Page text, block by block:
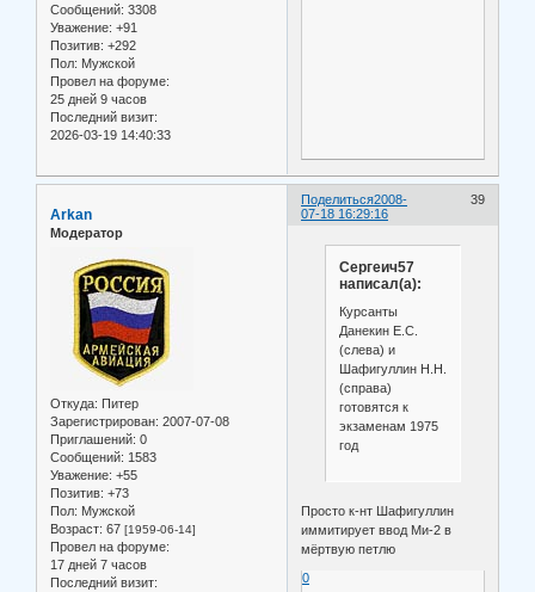
Сообщений: 3308
Уважение: +91
Позитив: +292
Пол: Мужской
Провел на форуме:
25 дней 9 часов
Последний визит:
2026-03-19 14:40:33
Поделиться 39
2008-
07-18 16:29:16
Arkan
Модератор
Откуда: Питер
Зарегистрирован: 2007-07-08
Приглашений: 0
Сообщений: 1583
Уважение: +55
Позитив: +73
Пол: Мужской
Возраст: 67 [1959-06-14]
Провел на форуме:
17 дней 7 часов
Последний визит:
Сергеич57
написал(а):
Курсанты
Данекин Е.С.
(слева) и
Шафигуллин Н.Н.
(справа)
готовятся к
экзаменам 1975
год
Просто к-нт Шафигуллин
иммитирует ввод Ми-2 в
мёртвую петлю
0